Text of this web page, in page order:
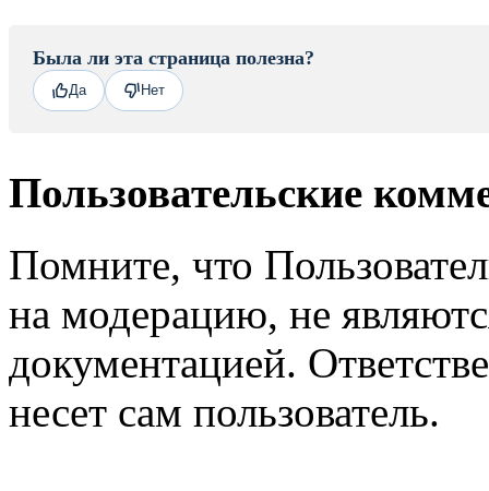
Была ли эта страница полезна?
Да Нет
Пользовательские
Помните, что
на модерацию, не
документацией.
несет сам пользователь.